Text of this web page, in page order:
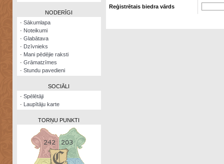
Visatcera
almanahs
Arhīvs
NODERĪGI
· Sākumlapa
· Noteikumi
· Glabātava
· Dzīvnieks
· Mani pēdējie raksti
· Grāmatzīmes
· Stundu pavedieni
SOCIĀLI
· Spēlētāji
· Laupītāju karte
TORŅU PUNKTI
Reģistrētais biedra vārds